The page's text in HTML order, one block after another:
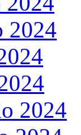
2024
2024